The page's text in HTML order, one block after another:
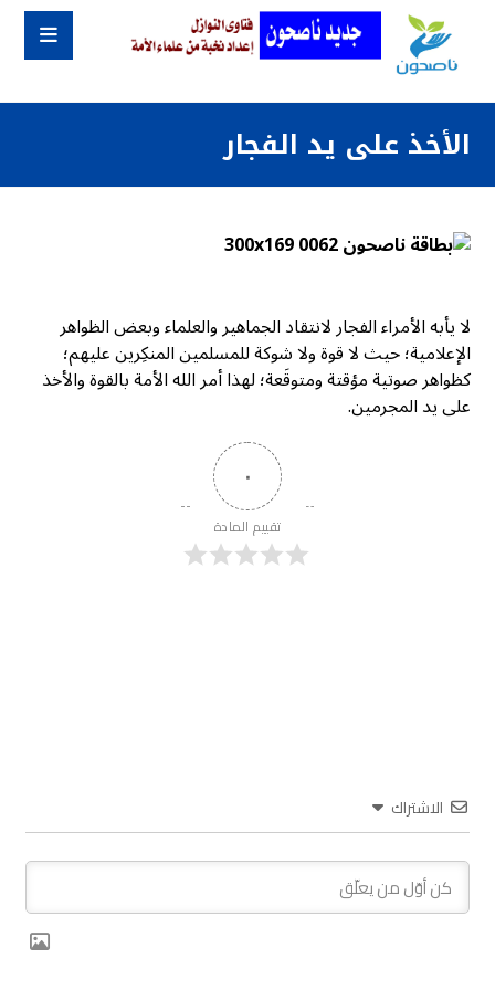
الأخذ على يد الفجار
لا يأبه الأمراء الفجار لانتقاد الجماهير والعلماء وبعض الظواهر
الإعلامية؛ حيث لا قوة ولا شوكة للمسلمين المنكِرين عليهم؛
كظواهر صوتية مؤقتة ومتوقَعة؛ لهذا أمر الله الأمة بالقوة والأخذ
على يد المجرمين.
٠
تقييم المادة
الاشتراك